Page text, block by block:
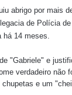
abrigo por mais
de Polícia
há 14 meses.
"Gabriele" e
verdadeiro
e um